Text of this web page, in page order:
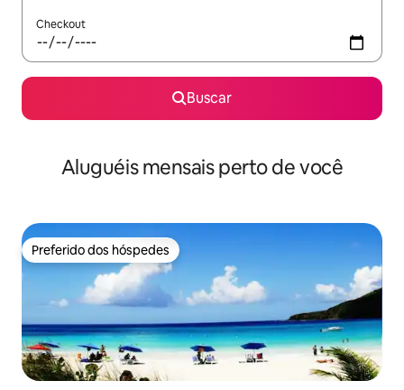
Checkout
Buscar
Aluguéis mensais perto de você
Preferido dos hóspedes
Preferido dos hóspedes